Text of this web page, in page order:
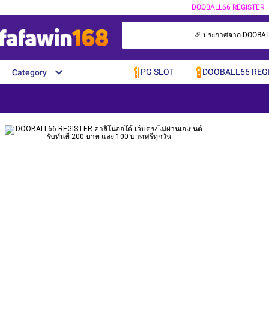
DOOBALL66 REGISTER
🎉 ประกาศจาก
Category PG SLOT DOOBALL66